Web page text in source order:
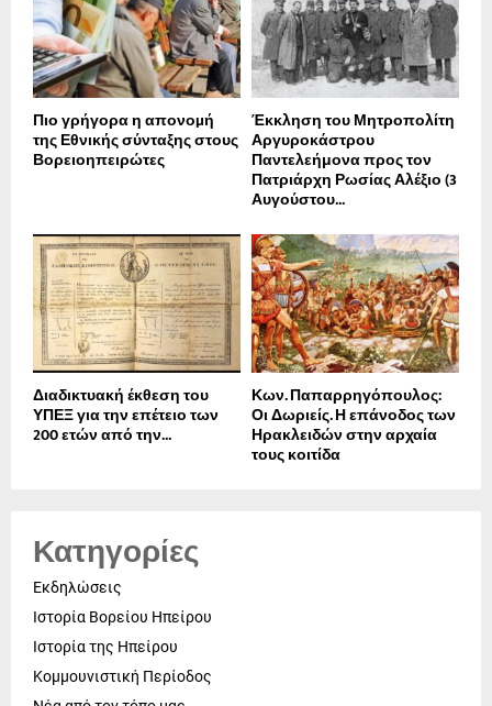
Πιο γρήγορα η απονοµή
της Εθνικής σύνταξης στους
Βορειοηπειρώτες
Έκκληση του Μητροπολίτη
Αργυροκάστρου
Παντελεήμονα προς τον
Πατριάρχη Ρωσίας Αλέξιο (3
Αυγούστου...
Διαδικτυακή έκθεση του
ΥΠΕΞ για την επέτειο των
200 ετών από την...
Κων. Παπαρρηγόπουλος:
Οι Δωριείς. Η επάνοδος των
Ηρακλειδών στην αρχαία
τους κοιτίδα
Κατηγορίες
Εκδηλώσεις
Ιστορία Βορείου Ηπείρου
Ιστορία της Ηπείρου
Κομμουνιστική Περίοδος